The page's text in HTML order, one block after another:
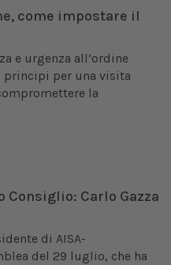
come impostare il
e urgenza all’ordine
per una visita
la
Consiglio: Carlo Gazza
di AISA-
del 29 luglio, che ha